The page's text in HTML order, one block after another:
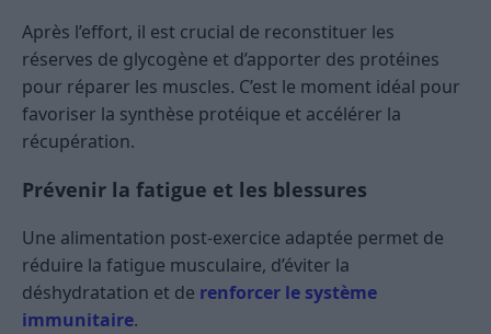
Après l’effort, il est crucial de reconstituer les
réserves de glycogène et d’apporter des protéines
pour réparer les muscles. C’est le moment idéal pour
favoriser la synthèse protéique et accélérer la
récupération.
Prévenir la fatigue et les blessures
Une alimentation post-exercice adaptée permet de
réduire la fatigue musculaire, d’éviter la
déshydratation et de renforcer le système
immunitaire.